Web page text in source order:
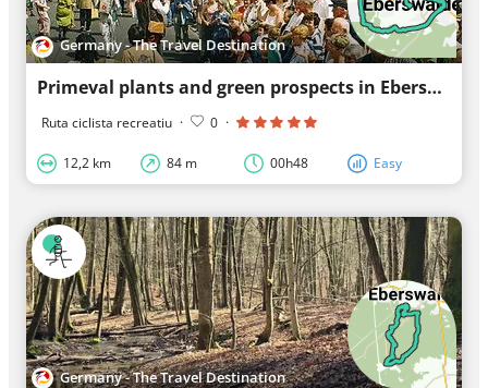
Germany - The Travel Destination
Primeval plants and green prospects in Eberswalde
Ruta ciclista recreatiu · 0 ·
12,2 km 84 m 00h48 Easy
Germany - The Travel Destination